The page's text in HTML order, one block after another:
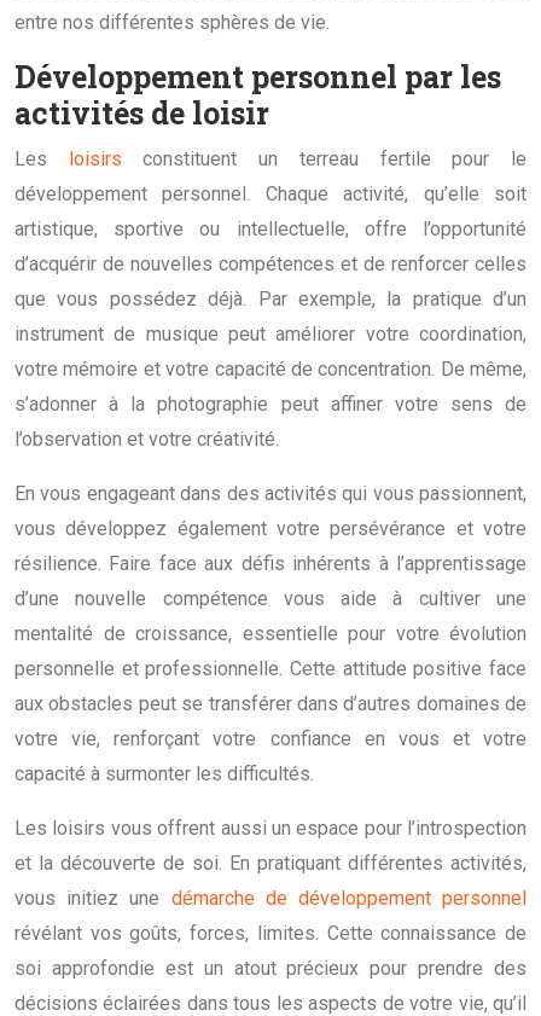
entre nos différentes sphères de vie.
Développement personnel par les
activités de loisir
Les loisirsconstituent un terreau fertile pour le
développement personnel. Chaque activité, qu’elle soit
artistique, sportive ou intellectuelle, offre l’opportunité
d’acquérir de nouvelles compétences et de renforcer celles
que vous possédez déjà. Par exemple, la pratique d’un
instrument de musique peut améliorer votre coordination,
votre mémoire et votre capacité de concentration. De même,
s’adonner à la photographie peut affiner votre sens de
l’observation et votre créativité.
En vous engageant dans des activités qui vous passionnent,
vous développez également votre persévérance et votre
résilience. Faire face aux défis inhérents à l’apprentissage
d’une nouvelle compétence vous aide à cultiver une
mentalité de croissance, essentielle pour votre évolution
personnelle et professionnelle. Cette attitude positive face
aux obstacles peut se transférer dans d’autres domaines de
votre vie, renforçant votre confiance en vous et votre
capacité à surmonter les difficultés.
Les loisirs vous offrent aussi un espace pour l’introspection
et la découverte de soi. En pratiquant différentes activités,
vous initiez une démarche de développement personnel
révélant vos goûts, forces, limites. Cette connaissance de
soi approfondie est un atout précieux pour prendre des
décisions éclairées dans tous les aspects de votre vie, qu’il